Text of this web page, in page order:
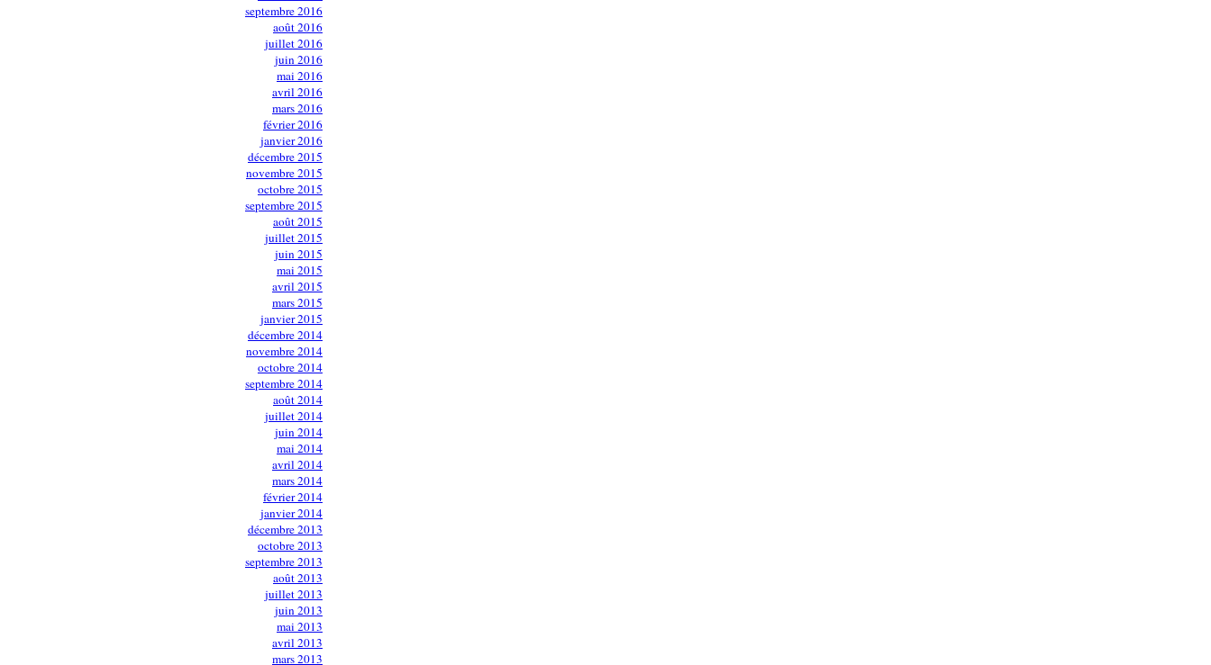
septembre 2016
août 2016
juillet 2016
juin 2016
mai 2016
avril 2016
mars 2016
février 2016
janvier 2016
décembre 2015
novembre 2015
octobre 2015
septembre 2015
août 2015
juillet 2015
juin 2015
mai 2015
avril 2015
mars 2015
janvier 2015
décembre 2014
novembre 2014
octobre 2014
septembre 2014
août 2014
juillet 2014
juin 2014
mai 2014
avril 2014
mars 2014
février 2014
janvier 2014
décembre 2013
octobre 2013
septembre 2013
août 2013
juillet 2013
juin 2013
mai 2013
avril 2013
mars 2013